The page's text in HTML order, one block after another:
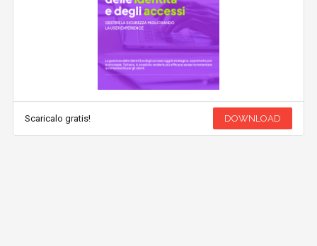
Scaricalo gratis! DOWNLOAD